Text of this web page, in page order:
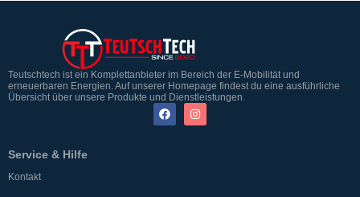
Teutschtech ist ein Komplettanbieter im Bereich der E-Mobilität und
erneuerbaren Energien. Auf unserer Homepage findest du eine ausführliche
Übersicht über unsere Produkte und Dienstleistungen.
Service & Hilfe
Kontakt